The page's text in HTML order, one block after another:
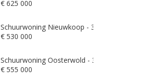
€ 625 000
Schuurwoning Nieuwkoop - 3871
€ 530 000
Schuurwoning Oosterwold - 3906
€ 555 000